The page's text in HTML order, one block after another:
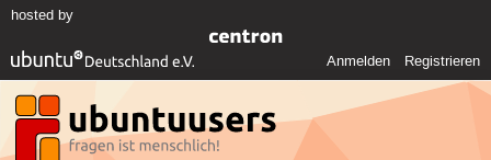
hosted by
Anmelden Registrieren